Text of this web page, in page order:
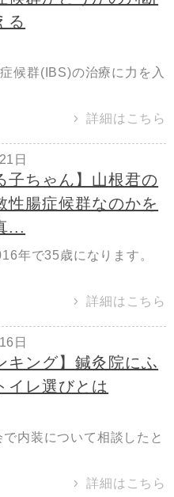
る
候群(IBS)の治療に力を入
詳細はこちら
日
子ちゃん】山根君の
性腸症候群なのかを
...
年で35歳になります。
詳細はこちら
日
キング】鍼灸院にふ
イレ選びとは
内装について相談したと
詳細はこちら